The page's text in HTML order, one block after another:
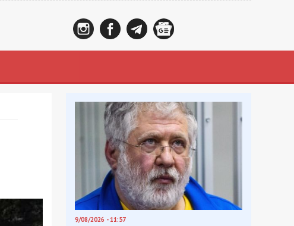
9/08/2026 - 11:57